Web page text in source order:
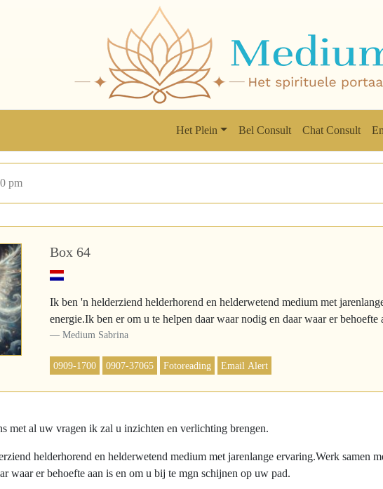
Het Plein Bel Consult Chat Consult
pm
Box 64
Ik ben 'n helderziend helderhorend en helderwetend medium met
energie.Ik ben er om u te helpen daar waar nodig en daar waar er
Medium Sabrina
0909-1700 0907-37065 Fotoreading Email Alert
met al uw vragen ik zal u inzichten en verlichting brengen.
helderhorend en helderwetend medium met jarenlange ervaring.Werk samen
waar er behoefte aan is en om u bij te mgn schijnen op uw pad.